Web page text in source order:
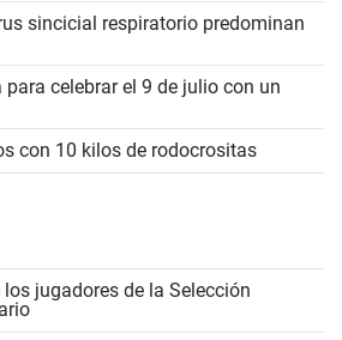
sincicial respiratorio predominan
celebrar el 9 de julio con un
con 10 kilos de rodocrositas
jugadores de la Selección